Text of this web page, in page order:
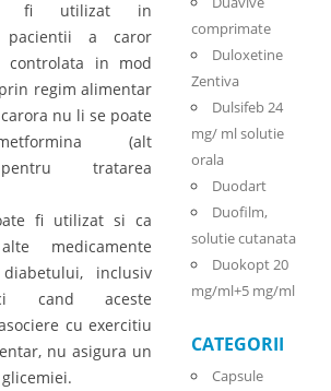
fi utilizat in
pacientii a caror
controlata in mod
regim alimentar
nu li se poate
(alt
tratarea
fi utilizat si ca
medicamente
inclusiv
cand aceste
cu exercitiu
nu asigura un
comprimate
Duloxetine
Zentiva
Dulsifeb 24
mg/ ml solutie
orala
Duodart
Duofilm,
solutie cutanata
Duokopt 20
mg/ml+5 mg/ml
CATEGORII
Capsule